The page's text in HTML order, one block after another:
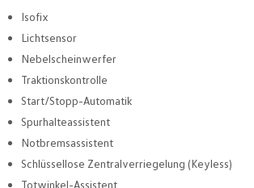
Isofix
Lichtsensor
Nebelscheinwerfer
Traktionskontrolle
Start/Stopp-Automatik
Spurhalteassistent
Notbremsassistent
Schlüssellose Zentralverriegelung (Keyless)
Totwinkel-Assistent